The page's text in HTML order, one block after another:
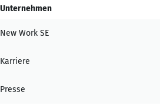
Unternehmen
New Work SE
Karriere
Presse